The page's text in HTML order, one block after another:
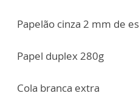
Papelão cinza 2 mm de
Papel duplex 280g
Cola branca extra